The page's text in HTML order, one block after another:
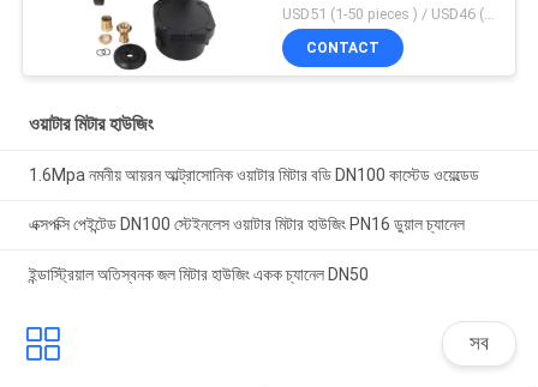
CONTACT
ওয়াটার মিটার হাউজিং
1.6Mpa নমনীয় আয়রন আল্ট্রাসোনিক ওয়াটার মিটার বডি DN100 কাস্টেড ওয়েল্ডেড
এক্সপক্সি পেইন্টেড DN100 স্টেইনলেস ওয়াটার মিটার হাউজিং PN16 ডুয়াল চ্যানেল
ইন্ডাস্ট্রিয়াল অতিস্বনক জল মিটার হাউজিং একক চ্যানেল DN50
সব